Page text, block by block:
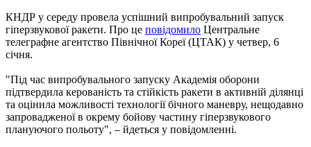
КНДР у середу провела успішний випробувальний запуск
гіперзвукової ракети. Про це повідомило Центральне
телеграфне агентство Північної Кореї (ЦТАК) у четвер, 6
січня.
"Під час випробувального запуску Академія оборони
підтвердила керованість та стійкість ракети в активній ділянці
та оцінила можливості технології бічного маневру, нещодавно
запровадженої в окрему бойову частину гіперзвукового
плануючого польоту", – йдеться у повідомленні.